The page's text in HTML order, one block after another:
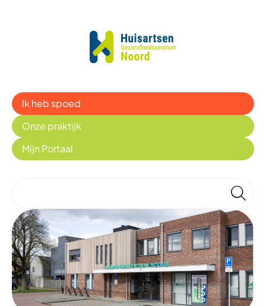
Onze praktijk
Mijn Portaal
Ik heb spoed
🔎